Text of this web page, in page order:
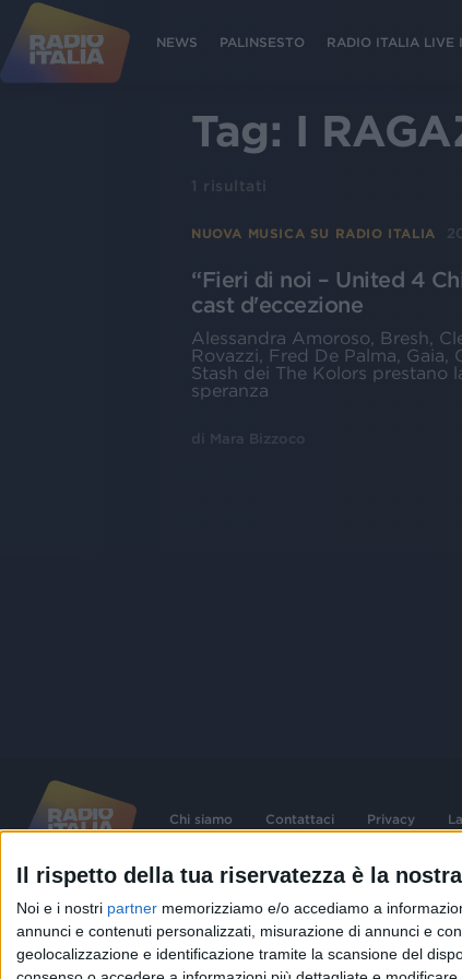
Il rispetto della tua riservatezza è la
Noi e i nostri partner memorizziamo e/o accediamo a
annunci e contenuti personalizzati, misurazione di annunci e
geolocalizzazione e identificazione tramite la scansione del
NEWS PALINSESTO RADIO ITALIA LIVE
Tag: I
1 risultati
NUOVA MUSICA SU RADIO ITALIA
“Fieri di noi – United 4
cast d'eccezione
Alessandra Amoroso, Bresh,
Rovazzi, Fred De Palma, Gaia,
Stash dei The Kolors prestano
speranza
di Mara Bizzoco
Chi siamo Contattaci Privacy
©2026RADIO ITALIA S.p.A. P.IVA 06832230152 | Tutti i diritti riservati.
contenute nel sito sono stati assolti gli obblighi derivanti dalla normativa
connessi.
Capitale Sociale € 580.000,00 interamente versato. Iscr. Reg. Imprese